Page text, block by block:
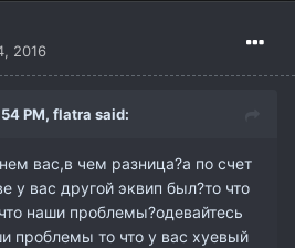
2016
PM, flatra said:
вас,в чем разница?а по счет
у вас другой эквип был?то что
наши проблемы?одевайтесь
проблемы то что у вас хуевый